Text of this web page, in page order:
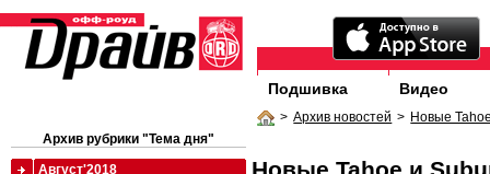
Подшивка Видео
> Архив новостей > Новые
Новые Tahoe и
Архив рубрики "Тема дня"
Август'2018